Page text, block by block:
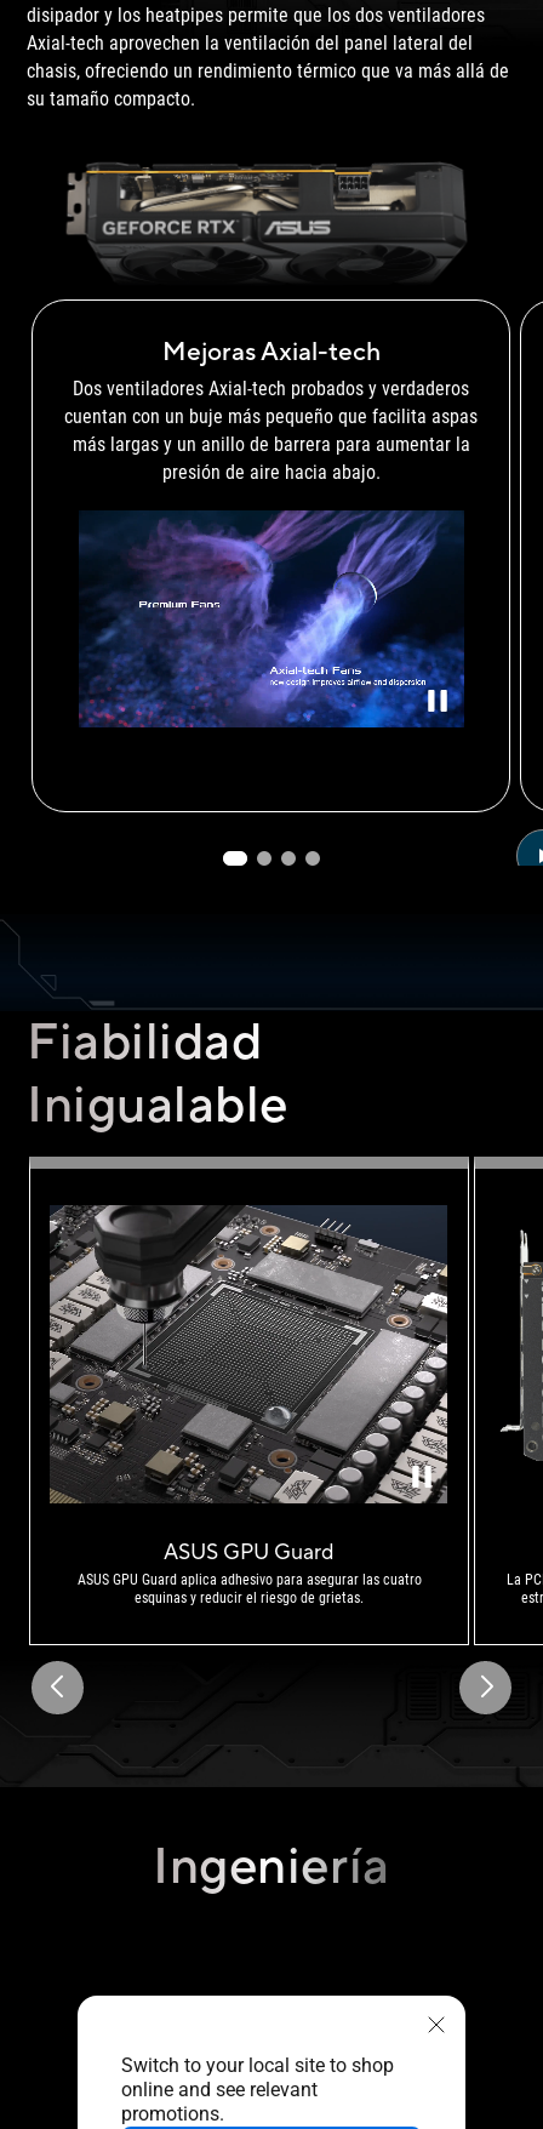
Switch to your local site to shop
online and see relevant
promotions.
disipador y los heatpipes permite que los dos ventiladores
Axial-tech aprovechen la ventilación del panel lateral del
chasis, ofreciendo un rendimiento térmico que va más allá de
sutamaño compacto.
Mejoras Axial-tech
Dos ventiladores Axial-tech probados y verdaderos
cuentan con un buje más pequeño que facilita aspas
más largas y un anillo de barrera para aumentar la
presión de aire hacia abajo.
Fiabilidad
Inigualable
Vista de cerca de GPU Guard y el soporte, diseñados para asegurar las cuatro
ASUS GPU Guard
ASUS GPU Guard aplica adhesivo para asegurar las cuatro
esquinas y reducir el riesgo de grietas.
La
Ingeniería